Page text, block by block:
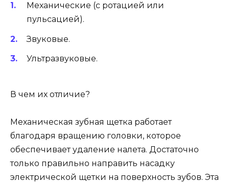
Механические (с ротацией или
пульсацией).
Звуковые.
Ультразвуковые.
В чем их отличие?
Механическая зубная щетка работает
благодаря вращению головки, которое
обеспечивает удаление налета. Достаточно
только правильно направить насадку
электрической щетки на поверхность зубов. Эта